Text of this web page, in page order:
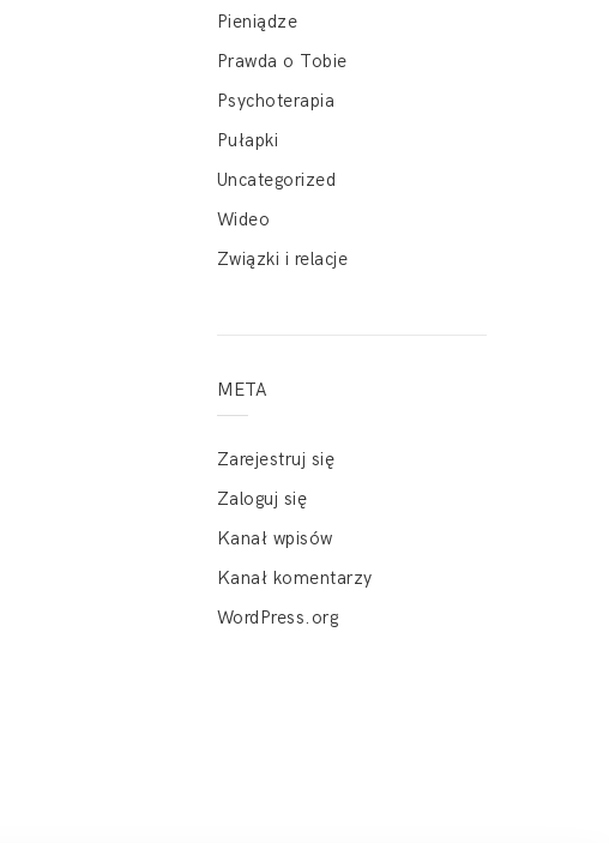
Pieniądze
Prawda o Tobie
Psychoterapia
Pułapki
Uncategorized
Wideo
Związki i relacje
META
Zarejestruj się
Zaloguj się
Kanał wpisów
Kanał komentarzy
WordPress.org